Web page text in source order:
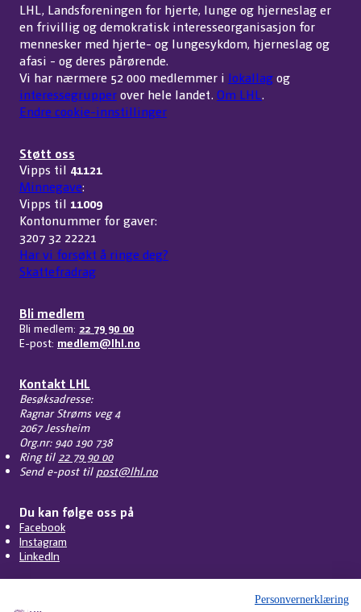
LHL, Landsforeningen for hjerte, lunge og hjerneslag er
en frivillig og demokratisk interesseorganisasjon for
mennesker med hjerte- og lungesykdom, hjerneslag og
afasi - og deres pårørende.
Vi har nærmere 52 000 medlemmer i lokallagog
interessegrupperover hele landet. Om LHL.
Endre cookie-innstillinger
Støtt oss
Vipps til 41121
Minnegave:
Vipps til 11009
Kontonummer for gaver:
3207 32 22221
Har vi forsøkt å ringe deg?
Skattefradrag
Bli medlem
Bli medlem: 22 79 90 00
E-post: medlem@lhl.no
Kontakt LHL
Besøksadresse:
Ragnar Strøms veg 4
2067 Jessheim
Org.nr: 940 190 738
Ring til 22 79 90 00
Send e-post til post@lhl.no
Du kan følge oss på
Facebook
Instagram
LinkedIn
Personvernerklæring